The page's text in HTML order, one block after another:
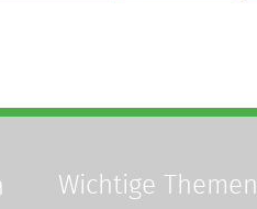
Wichtige Themen